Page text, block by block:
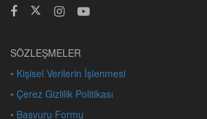
SÖZLEŞMELER
• Kişisel Verilerin İşlenmesi
• Çerez Gizlilik Politikası
• Başvuru Formu